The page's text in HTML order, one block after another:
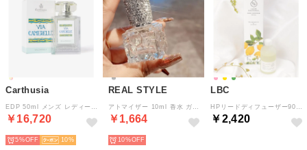
Carthusia
￥16,720
5% 10
REAL STYLE
￥1,664
10%
LBC
￥2,420